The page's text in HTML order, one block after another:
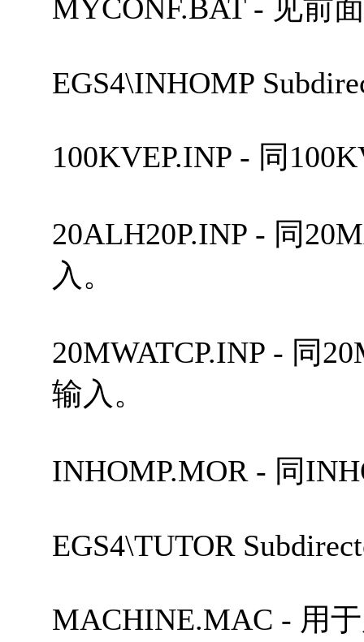
MYCONF.BAT - 见前
EGS4\INHOMP
100KVEP.INP - 同
20ALH20P.INP - 同
入。
20MWATCP.INP - 同
输入。
INHOMP.MOR - 同
EGS4\TUTOR
MACHINE.MAC - 用